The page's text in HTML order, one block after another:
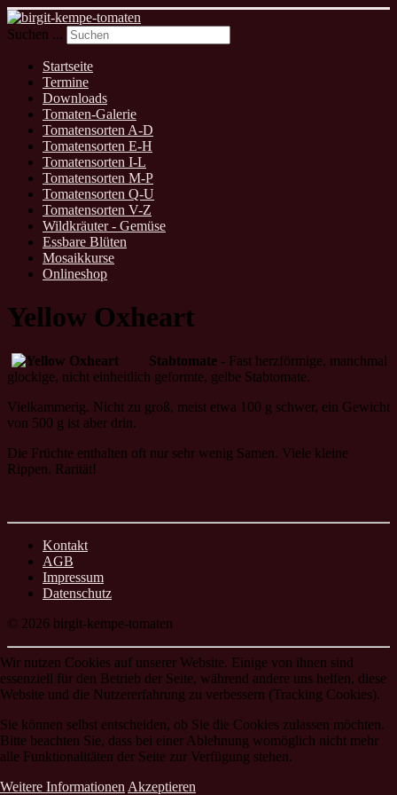
Suchen ...
Startseite
Termine
Downloads
Tomaten-Galerie
Tomatensorten A-D
Tomatensorten E-H
Tomatensorten I-L
Tomatensorten M-P
Tomatensorten Q-U
Tomatensorten V-Z
Wildkräuter - Gemüse
Essbare Blüten
Mosaikkurse
Onlineshop
Yellow Oxheart
Stabtomate - Fast herzförmige, manchmal
glockige, nicht einheitlich geformte, gelbe Stabtomate.
Vielkammerig. Nicht zu groß, meist etwa 100 g schwer, ein Gewicht
von 500 g ist aber drin.
Die Früchte enthalten oft nur sehr wenig Samen. Viele kleine
Rippen. Rarität!
Kontakt
AGB
Impressum
Datenschutz
© 2026 birgit-kempe-tomaten
Wir nutzen Cookies auf unserer Website. Einige von ihnen sind
essenziell für den Betrieb der Seite, während andere uns helfen, diese
Website und die Nutzererfahrung zu verbessern (Tracking Cookies).
Sie können selbst entscheiden, ob Sie die Cookies zulassen möchten.
Bitte beachten Sie, dass bei einer Ablehnung womöglich nicht mehr
alle Funktionalitäten der Seite zur Verfügung stehen.
Weitere Informationen Akzeptieren